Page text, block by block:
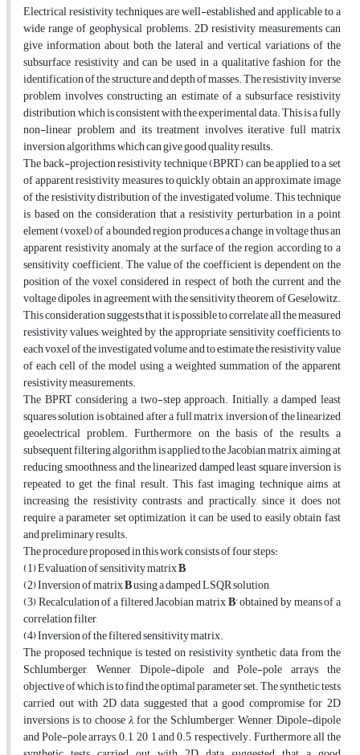
Electrical resistivity techniques are well-established and applicable to a
wide range of geophysical problems. 2D resistivity measurements can
give information about both the lateral and vertical variations of the
subsurface resistivity and can be used in a qualitative fashion for the
identification of the structure and depth of masses. The resistivity inverse
problem involves constructing an estimate of a subsurface resistivity
distribution, which is consistent with the experimental data. This is a fully
non-linear problem and its treatment involves iterative full matrix
inversion algorithms, which can give good quality results.
The back-projection resistivity technique (BPRT) can be applied to a set
of apparent resistivity measures to quickly obtain an approximate image
of the resistivity distribution of the investigated volume. This technique
is based on the consideration that a resistivity perturbation in a point
element (voxel) of a bounded region produces a change in voltage thus an
apparent resistivity anomaly at the surface of the region, according to a
sensitivity coefficient. The value of the coefficient is dependent on the
position of the voxel considered in respect of both the current and the
voltage dipoles, in agreement with the sensitivity theorem of Geselowitz.
This consideration suggests that it is possible to correlate all the measured
resistivity values, weighted by the appropriate sensitivity coefficients to
each voxel of the investigated volume and to estimate the resistivity value
of each cell of the model using a weighted summation of the apparent
resistivity measurements.
The BPRT considering a two-step approach. Initially, a damped least
squares solution is obtained after a full matrix inversion of the linearized
geoelectrical problem. Furthermore, on the basis of the results, a
subsequent filtering algorithm is applied to the Jacobian matrix, aiming at
reducing smoothness, and the linearized damped least square inversion is
repeated to get the final result. This fast imaging technique aims at
increasing the resistivity contrasts, and practically, since it does not
require a parameter set optimization, it can be used to easily obtain fast
and preliminary results.
The procedure proposed in this work consists of four steps:
(1) Evaluation of sensitivity matrixB,
(2) Inversion of matrixBusing a damped LSQR solution,
(3) Recalculation of a filtered Jacobian matrixB‘ obtained by means of a
correlation filter,
(4) Inversion of the filtered sensitivity matrix.
The proposed technique is tested on resistivity synthetic data from the
Schlumberger, Wenner, Dipole-dipole and Pole-pole arrays, the
objective of which is to find the optimal parameter set. The synthetic tests
carried out with 2D data suggested that a good compromise for 2D
inversions is to choose 𝜆 for the Schlumberger, Wenner, Dipole-dipole
and Pole-pole arrays, 0.1, 20, 1 and 0.5, respectively. Furthermore, all the